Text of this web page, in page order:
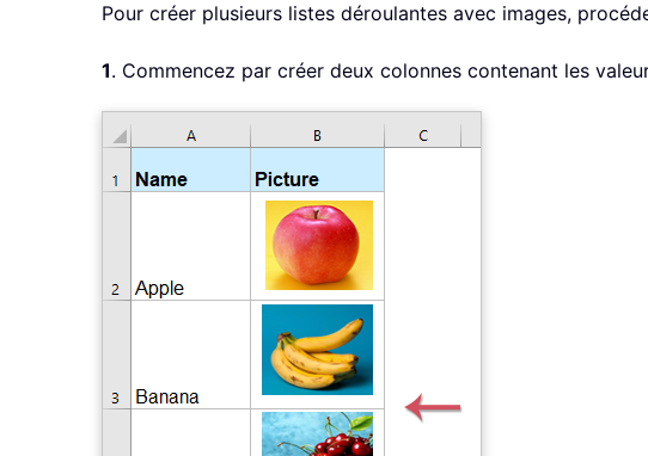
Pour créer plusieurs listes déroulantes avec images,
1. Commencez par créer deux colonnes contenant les